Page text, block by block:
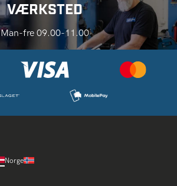
VÆRKSTED
Man-fre 09.00-11.00
Norge